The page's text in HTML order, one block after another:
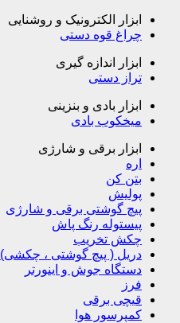
ابزار الکترونیک و روشنایی
چراغ قوه دستی
ابزار اندازه گیری
تراز دستی
ابزار بادی و بنزینی
میخکوب بادی
ابزار برقی و شارژی
اره
بتن کن
پولیش
پیچ گوشتی برقی و شارژی
پیستوله رنگ پاش
چکش تخریب
دریل ( پیچ گوشتی ، چکشی)
دستگاه جوش و اینورتر
فرز
قیچی برقی
کمپرسور هوا